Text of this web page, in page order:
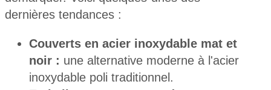
dernières tendances :
Couverts en acier inoxydable mat et
noir : une alternative moderne à l'acier
inoxydable poli traditionnel.